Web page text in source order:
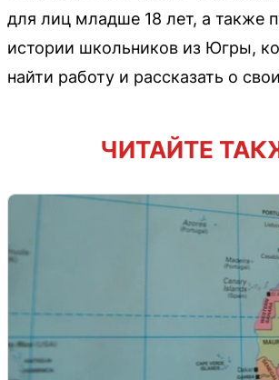
для лиц младше 18 лет, а также
истории школьников из Югры,
найти работу и рассказать о
ЧИТАЙТЕ